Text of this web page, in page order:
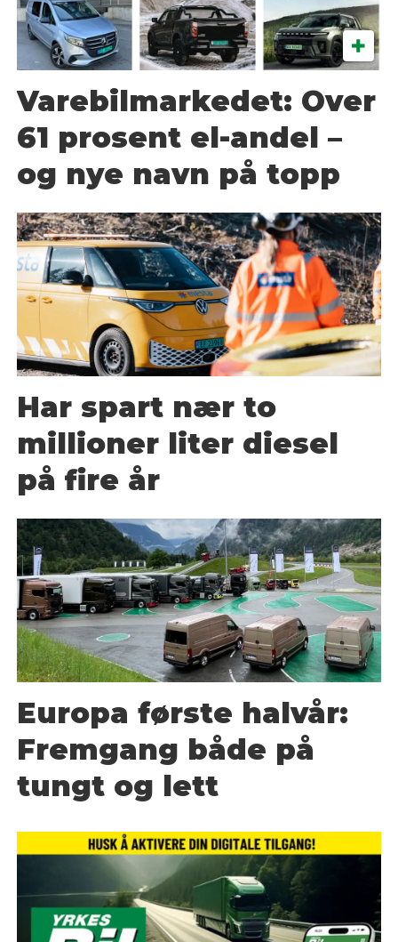
Varebilmarkedet: Over
61 prosent el-andel –
og nye navn på topp
Har spart nær to
millioner liter diesel
på fire år
Europa første halvår:
Fremgang både på
tungt og lett